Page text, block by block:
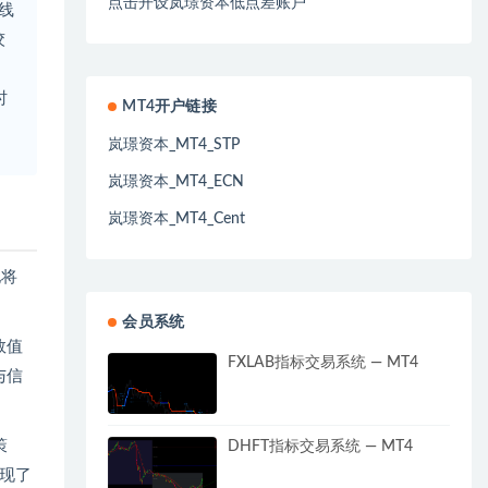
值
信
了
点击开设岚璟资本低点差账户
MT4开户链接
岚璟资本_MT4_STP
岚璟资本_MT4_ECN
岚璟资本_MT4_Cent
会员系统
FXLAB指标交易系统 — MT4
DHFT指标交易系统 — MT4